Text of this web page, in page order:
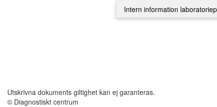
Utskrivna dokuments giltighet kan ej garanteras.
© Diagnostiskt centrum